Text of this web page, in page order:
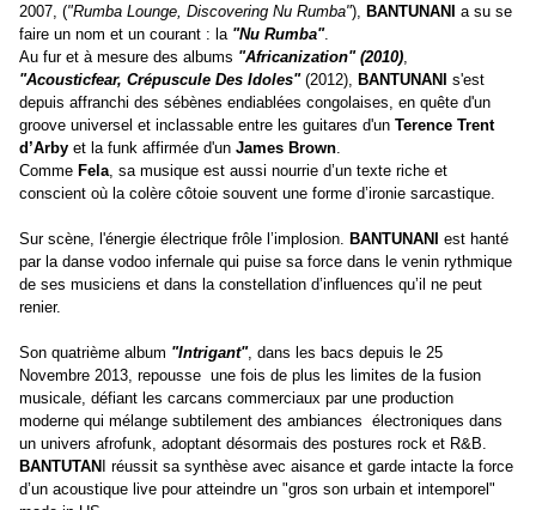
2007, ("Rumba Lounge, Discovering Nu Rumba"), BANTUNANI
a su se
faire un nom et un courant : la "Nu Rumba".
Au fur et à mesure des albums "Africanization" (2010),
"Acousticfear, Crépuscule Des Idoles"(2012), BANTUNANI
s'est
depuis affranchi des sébènes endiablées congolaises, en quête d'un
groove universel et inclassable entre les guitares d'un Terence Trent
d’Arby et la funk affirmée d'un James Brown.
Comme Fela, sa musique est aussi nourrie d’un texte riche et
conscient où la colère côtoie souvent une forme d’ironie sarcastique.
Sur scène, l'énergie électrique frôle l’implosion. BANTUNANI
est hanté
par la danse vodoo infernale qui puise sa force dans le venin rythmique
de ses musiciens et dans la constellation d’influences qu’il ne peut
renier.
Son quatrième album "Intrigant", dans les bacs depuis le 25
Novembre 2013, repousse une fois de plus les limites de la fusion
musicale, défiant les carcans commerciaux par une production
moderne qui mélange subtilement des ambiances électroniques dans
un univers afrofunk, adoptant désormais des postures rock et R&B.
BANTUTAN
I réussit sa synthèse avec aisance et garde intacte la force
d’un acoustique live pour atteindre un "gros son urbain et intemporel"